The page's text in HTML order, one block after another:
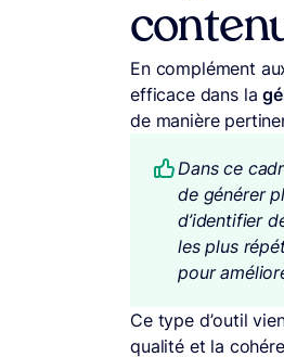
En complément
efficace dans la
de manière
Dans ce
de générer
d’identifier
les plus
pour
Ce type d’outil
qualité et la